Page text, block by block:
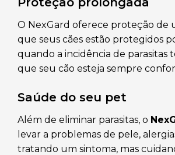
O NexGard oferece proteção de
que seus cães estão protegidos
quando a incidência de parasitas
que seu cão esteja sempre
Saúde do seu pet
Além de eliminar parasitas, o
levar a problemas de pele,
tratando um sintoma, mas